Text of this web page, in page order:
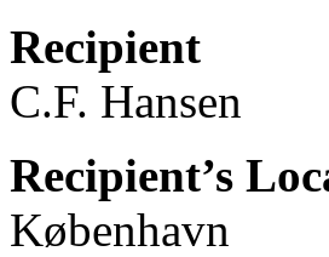
Recipient
C.F. Hansen
Recipient’s
København